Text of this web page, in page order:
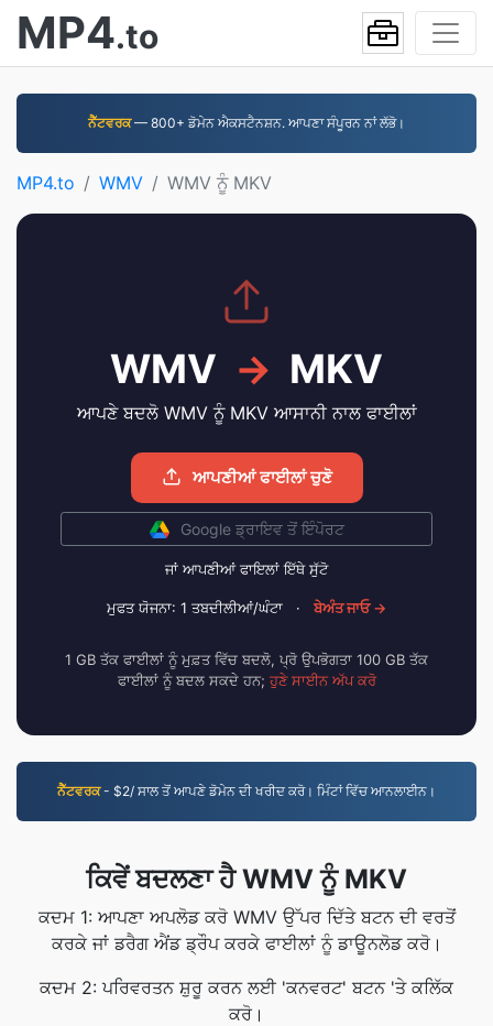
MP4.to
ਨੈੱਟਵਰਕ— 800+ ਡੋਮੇਨ ਐਕਸਟੈਨਸ਼ਨ. ਆਪਣਾ ਸੰਪੂਰਨ ਨਾਂ ਲੱਭੋ।
MP4.to WMV WMV ਨੂੰ MKV
WMV → MKV
ਆਪਣੇ ਬਦਲੋ WMV ਨੂੰ MKV ਆਸਾਨੀ ਨਾਲ ਫਾਈਲਾਂ
ਆਪਣੀਆਂ ਫਾਈਲਾਂ ਚੁਣੋ
Google ਡ੍ਰਾਇਵ ਤੋਂ ਇੰਪੋਰਟ
ਜਾਂ ਆਪਣੀਆਂ ਫਾਇਲਾਂ ਇੱਥੇ ਸੁੱਟੋ
ਮੁਫਤ ਯੋਜਨਾ: 1 ਤਬਦੀਲੀਆਂ/ਘੰਟਾ · ਬੇਅੰਤ ਜਾਓ →
1 GB ਤੱਕ ਫਾਈਲਾਂ ਨੂੰ ਮੁਫ਼ਤ ਵਿੱਚ ਬਦਲੋ, ਪ੍ਰੋ ਉਪਭੋਗਤਾ 100 GB ਤੱਕ
ਫਾਈਲਾਂ ਨੂੰ ਬਦਲ ਸਕਦੇ ਹਨ; ਹੁਣੇ ਸਾਈਨ ਅੱਪ ਕਰੋ
ਨੈੱਟਵਰਕ- $2/ ਸਾਲ ਤੋਂ ਆਪਣੇ ਡੋਮੇਨ ਦੀ ਖਰੀਦ ਕਰੋ। ਮਿੰਟਾਂ ਵਿੱਚ ਆਨਲਾਈਨ।
ਕਿਵੇਂ ਬਦਲਣਾ ਹੈ WMV ਨੂੰ MKV
ਕਦਮ 1: ਆਪਣਾ ਅਪਲੋਡ ਕਰੋ WMV ਉੱਪਰ ਦਿੱਤੇ ਬਟਨ ਦੀ ਵਰਤੋਂ
ਕਰਕੇ ਜਾਂ ਡਰੈਗ ਐਂਡ ਡ੍ਰੌਪ ਕਰਕੇ ਫਾਈਲਾਂ ਨੂੰ ਡਾਊਨਲੋਡ ਕਰੋ।
ਕਦਮ 2: ਪਰਿਵਰਤਨ ਸ਼ੁਰੂ ਕਰਨ ਲਈ 'ਕਨਵਰਟ' ਬਟਨ 'ਤੇ ਕਲਿੱਕ
ਕਰੋ।